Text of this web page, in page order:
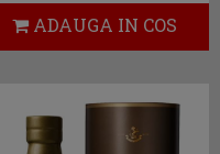
ADAUGA IN COS